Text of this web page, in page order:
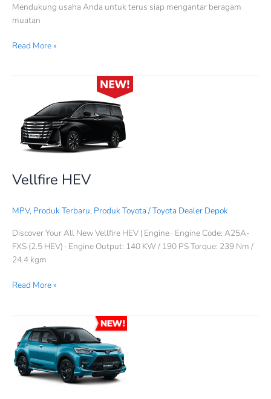
Mendukung usaha Anda untuk terus siap mengantar beragam
muatan
Read More »
Vellfire HEV
MPV, Produk Terbaru, Produk Toyota /Toyota Dealer Depok
Discover Your All New Vellfire HEV | Engine · Engine Code: A25A-
FXS (2.5 HEV) · Engine Output: 140 KW / 190 PS Torque: 239 Nm /
24.4 kgm
Read More »